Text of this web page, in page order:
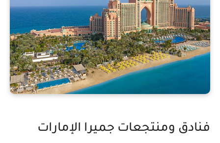
فنادق ومنتجعات جميرا الإمارات